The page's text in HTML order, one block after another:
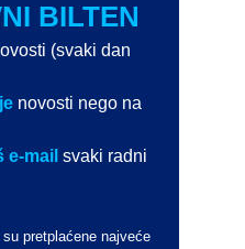
BILTEN
(svaki dan
novosti nego na
e-mail svaki radni
pretplaćene najveće